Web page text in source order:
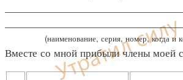
(наименование, серия, номер, когда и
Вместе со мной прибыли члены моей